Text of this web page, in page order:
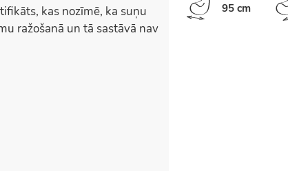
kas nozīmē, ka suņu
ražošanā un tā sastāvā nav
95 cm